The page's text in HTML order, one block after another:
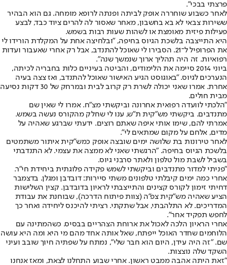
פרצתי בבכי".
לאחר כשבוע שוחררה אופק לביתה ופנתה לרופא מומחה. גם הוא הבהיר
ששירות צבאי לא בא בחשבון, מאחר שאסור לה להרים ציוד כבד, לבצע
פעילות פיזית מאומצת או לשהות שעות רבות בשמש.
היא התייצבה בלשכת הגיוס בחיפה, "ובלחיצה אחת על המקלדת הורידו לי
את הפרופיל ל־21. הסבירו לי שאוכל להתנדב, אבל רק אחרי שאעבור ועדות
רפואיות. זה היה תהליך ארוך שנמשך שנה".
ביוני 2014 סיימה את הלימודים, והביטה בעיניים כלות בחבריה לכיתה,
הנערכים לגיוס. "באוגוסט הגיע האישור שאוכל להתנדב, ואז צצה בעיה
אחרת. אמרו שאני יכולה לשרת רק קרוב לבית ובמרחק של 30 דקות נסיעה
מבית חולים.
"הלכתי לוועדה רפואית אחרונה וביקשתי מצ"ח. אמרו לי שאין שם
מתנדבים. ביקשתי מש"קית ת"ש, ענו לי שחלק מהקורס נעשה בשמש.
אמרתי להם, שימו אותי איפה שאתם רוצים. ידעתי שברגע שאהיה על
מדים, אלחם על מקום שמתאים לי".
לאחר טירונות בת שלושה ימים שובצה אופק כמש"קית איתור משתמטים
בלשכת הגיוס בחיפה. "הרגשתי שאני לא ממצה את עצמי. לא התנדבתי
בשביל לשבת מול טלפון ולאתר סרבני גיוס.
"פניתי למדור מתנדבים וביקשתי לשמש פקידה פלוגתית ביחידת חי"ר.
אחרי כמה ימים קיבלתי טלפונים משתי סיירות: דובדבן ומגלן. בדצמבר
דחיתי זימון לקורס קצינים והתייצבתי לראיון בדובדבן. קצין השלישות
הציע שאהיה מש"קית צפ"ה (צוות פיתוח הדרכה), שבוחנת את עבודת
המדריכים. לא התלהבתי, אבל שתקתי. רציתי להיכנס ליחידה ואחר כך
לחפש תפקיד אחר".
אחרי הראיון הלכה לאכול את ארוחת הצהריים בבסיס. כשהמתינה עם
הלוחמים שחדר האוכל ייפתח, שאל אותה אחד מהם מי היא ומה היא עושה
שם. "זה היה עידן, היום הוא חבר שלי", נמתח על שפתיה חיוך שובב ועיני
השקד שלה נוצצות.
"זאת היתה אהבה ממבט ראשון. אחרי שבוע התחלנו לצאת, ומאז אנחנו